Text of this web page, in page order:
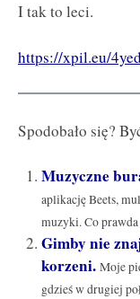
I tak to leci.
https://xpil.eu/
Spodobało się?
Muzyczne
aplikację Beets,
muzyki. Co
Gimby nie
korzeni. Moje
gdzieś w drugiej